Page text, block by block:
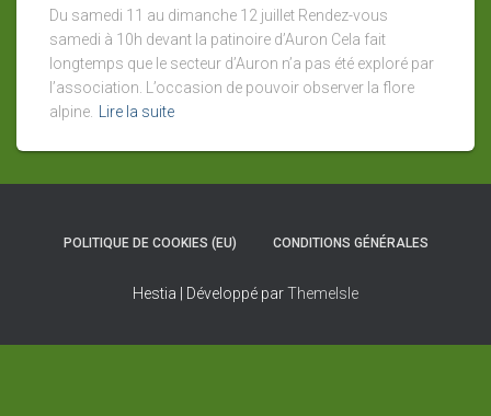
Du samedi 11 au dimanche 12 juillet Rendez-vous
samedi à 10h devant la patinoire d’Auron Cela fait
longtemps que le secteur d’Auron n’a pas été exploré par
l’association. L’occasion de pouvoir observer la flore
alpine.
Lire la suite
POLITIQUE DE COOKIES (EU) CONDITIONS GÉNÉRALES
Hestia | Développé parThemeIsle